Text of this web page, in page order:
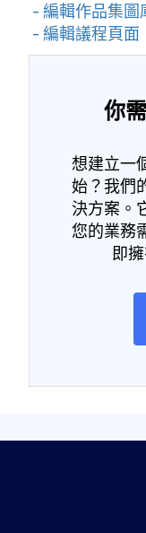
- 編輯作品集圖
- 編輯議程頁面
你
想建立一
始？我們
決方案。
您的業務
即